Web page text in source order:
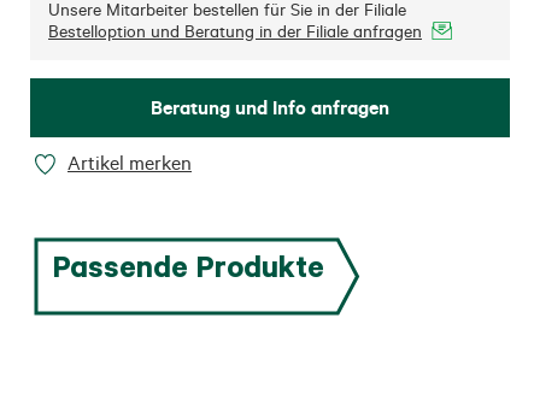
Unsere Mitarbeiter bestellen für Sie in der Filiale
Bestelloption und Beratung in der Filiale anfragen
Beratung und Info anfragen
Artikel merken
Passende Produkte